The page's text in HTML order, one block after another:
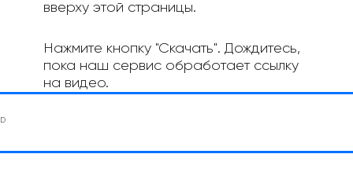
вверху этой страницы.
Нажмите кнопку "Скачать". Дождитесь,
пока наш сервис обработает ссылку
на видео.